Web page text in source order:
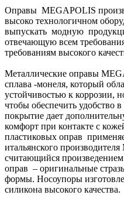
Оправы MEGAPOLIS
высоко технологичном
выпускать модную
отвечающую всем
требованиям высокого
Металлические оправы
сплава -монеля, который
устойчивостью к коррозии,
чтобы обеспечить удобство
покрытие дает
комфорт при контакте с
пластиковых оправ
итальянского
считающийся произведением
оправ – оригинальные
формы. Носоупоры
силикона высокого качества.